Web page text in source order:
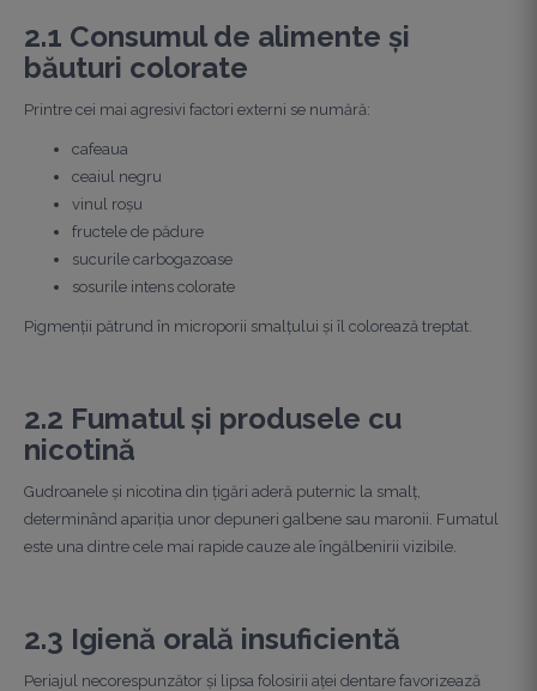
2.1 Consumul de alimente și
băuturi colorate
Printre cei mai agresivi factori externi se numără:
cafeaua
ceaiul negru
vinul roșu
fructele de pădure
sucurile carbogazoase
sosurile intens colorate
Pigmenții pătrund în microporii smalțului și îl colorează treptat.
2.2 Fumatul și produsele cu
nicotină
Gudroanele și nicotina din țigări aderă puternic la smalț,
determinând apariția unor depuneri galbene sau maronii. Fumatul
este una dintre cele mai rapide cauze ale îngălbenirii vizibile.
2.3 Igienă orală insuficientă
Periajul necorespunzător și lipsa folosirii aței dentare favorizează